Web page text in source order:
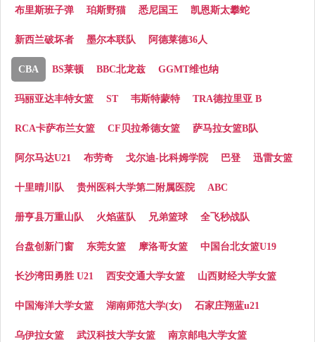
布里斯班子弹 珀斯野猫 悉尼国王 凯恩斯太攀蛇
新西兰破坏者 墨尔本联队 阿德莱德36人
CBA BS莱顿 BBC北龙兹 GGMT维也纳
玛丽亚达丰特女篮 ST 韦斯特蒙特 TRA德拉里亚 B
RCA卡萨布兰女篮 CF贝拉希德女篮 萨马拉女篮B队
阿尔马达U21 布劳奇 戈尔迪-比科姆学院 巴登 迅雷女篮
十里晴川队 贵州医科大学第二附属医院 ABC
册亨县万重山队 火焰蓝队 兄弟篮球 全飞秒战队
台盘创新门窗 东莞女篮 摩洛哥女篮 中国台北女篮U19
长沙湾田勇胜 U21 西安交通大学女篮 山西财经大学女篮
中国海洋大学女篮 湖南师范大学(女) 石家庄翔蓝u21
乌伊拉女篮 武汉科技大学女篮 南京邮电大学女篮